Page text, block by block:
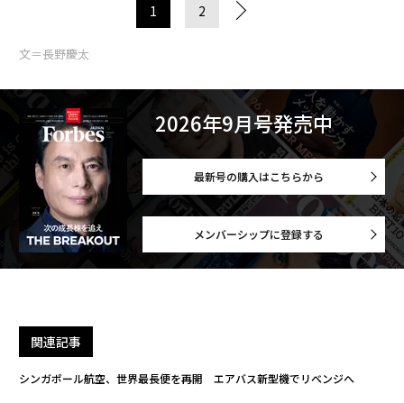
1 2
文＝長野慶太
2026年9月号発売中
最新号の購入はこちらから
メンバーシップに登録する
関連記事
シンガポール航空、世界最長便を再開 エアバス新型機でリベンジへ